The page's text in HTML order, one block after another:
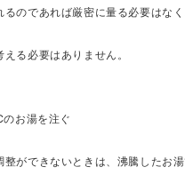
のであれば厳密に量る必要はな
る必要はありません。
お湯を注ぐ
ができないときは、沸騰したお